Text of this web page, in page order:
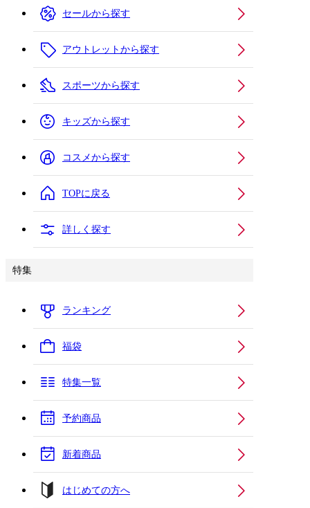
セールから探す
アウトレットから探す
スポーツから探す
キッズから探す
コスメから探す
TOPに戻る
詳しく探す
特集
ランキング
福袋
特集一覧
予約商品
新着商品
はじめての方へ